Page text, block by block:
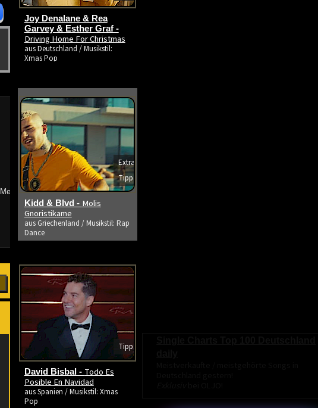
➔
Mehr neue Vids ansehen
Joy Denalane & Rea
Garvey & Esther Graf -
Driving Home For Christmas
aus Deutschland / Musikstil:
Xmas Pop
Extra
Tipp
Kidd & Blvd - Molis
Gnoristikame
aus Griechenland / Musikstil: Rap
Dance
Tipp
David Bisbal - Todo Es
Posible En Navidad
aus Spanien / Musikstil: Xmas
Pop